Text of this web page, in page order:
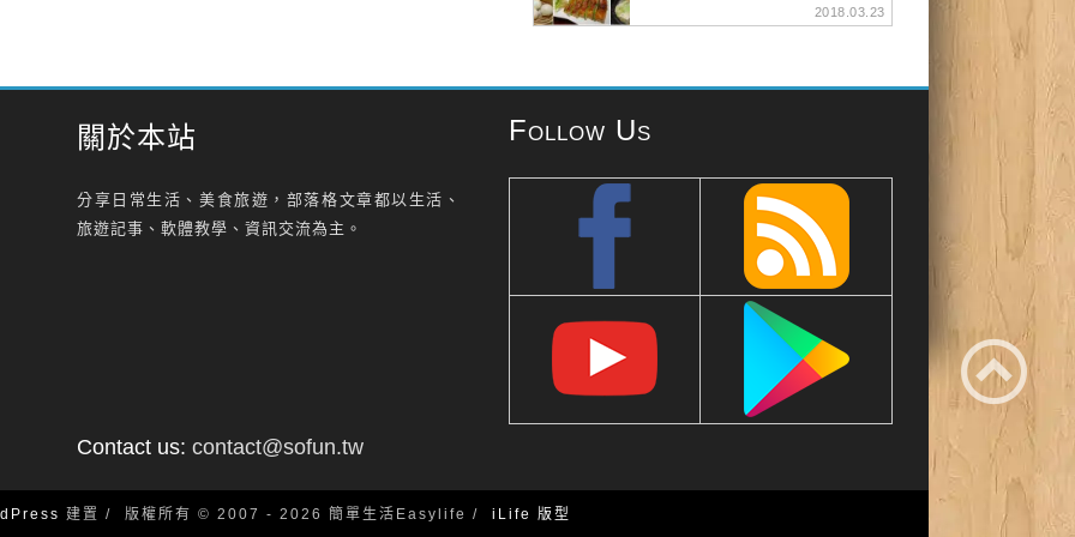
2018.03.23
關於本站
分享日常生活、美食旅遊，部落格文章都以生活、
旅遊記事、軟體教學、資訊交流為主。
Contact us: contact@sofun.tw
Follow Us
建置 版權所有 © 2007 - 2026 簡單生活Easylife iLife 版型